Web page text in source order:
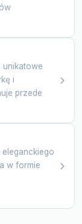
unikatowe
i
przede
w formie